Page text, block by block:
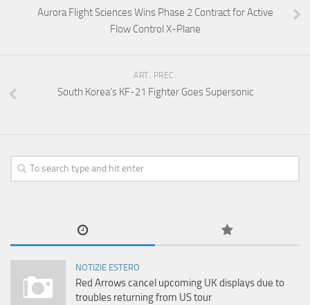
Aurora Flight Sciences Wins Phase 2 Contract for Active
Flow Control X-Plane
ART. PREC.
South Korea’s KF-21 Fighter Goes Supersonic
NOTIZIE ESTERO
Red Arrows cancel upcoming UK displays due to
troubles returning from US tour